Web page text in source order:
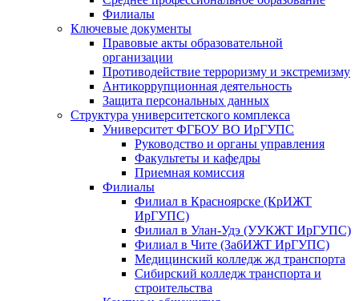
Филиалы
Ключевые документы
Правовые акты образовательной
организации
Противодействие терроризму и экстремизму
Антикоррупционная деятельность
Защита персональных данных
Структура университетского комплекса
Университет ФГБОУ ВО ИрГУПС
Руководство и органы управления
Факультеты и кафедры
Приемная комиссия
Филиалы
Филиал в Красноярске (КрИЖТ
ИрГУПС)
Филиал в Улан-Удэ (УУКЖТ ИрГУПС)
Филиал в Чите (ЗабИЖТ ИрГУПС)
Медицинский колледж жд транспорта
Сибирский колледж транспорта и
строительства